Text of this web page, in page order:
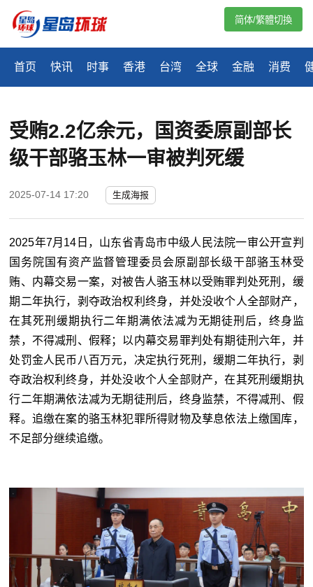
首页 快讯 时事 香港 台湾 全球 金融 消费
简体/繁體切換
受贿2.2亿余元，国资委原副部长
级干部骆玉林一审被判死缓
2025-07-14 17:20 生成海报
2025年7月14日，山东省青岛市中级人民法院一审公开宣判
国务院国有资产监督管理委员会原副部长级干部骆玉林受
贿、内幕交易一案，对被告人骆玉林以受贿罪判处死刑，缓
期二年执行，剥夺政治权利终身，并处没收个人全部财产，
在其死刑缓期执行二年期满依法减为无期徒刑后，终身监
禁，不得减刑、假释；以内幕交易罪判处有期徒刑六年，并
处罚金人民币八百万元，决定执行死刑，缓期二年执行，剥
夺政治权利终身，并处没收个人全部财产，在其死刑缓期执
行二年期满依法减为无期徒刑后，终身监禁，不得减刑、假
释。追缴在案的骆玉林犯罪所得财物及孳息依法上缴国库，
不足部分继续追缴。